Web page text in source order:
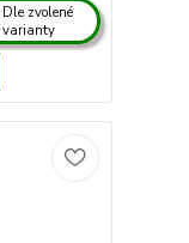
Dle zvolené
varianty